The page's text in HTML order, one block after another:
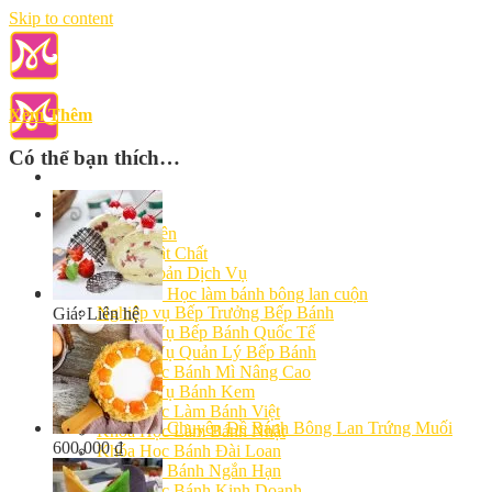
Skip to content
Giới Thiệu
Giảng Viên
Cơ Sở Vật Chất
Điều Khoản Dịch Vụ
Học Làm Bánh
Nghiệp vụ Bếp Trưởng Bếp Bánh
Nghiệp Vụ Bếp Bánh Quốc Tế
Nghiệp Vụ Quản Lý Bếp Bánh
Khóa Học Bánh Mì Nâng Cao
Nghiệp Vụ Bánh Kem
Khóa Học Làm Bánh Việt
Khóa Học Làm Bánh Nhật
Khóa Học Bánh Đài Loan
Học Làm Bánh Ngắn Hạn
Xem Thêm
Có thể bạn thích…
Học làm bánh bông lan cuộn
Giá: Liên hệ
Chuyên Đề Bánh Bông Lan Trứng Muối
600,000₫